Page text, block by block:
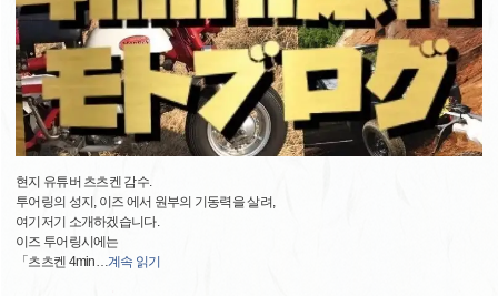
현지 유튜버 츠츠켄 감수.
투어링의 성지, 이즈 에서 원부의 기동력을 살려,
여기저기 소개하겠습니다.
이즈 투어링시에는
「츠츠켄 4min…계속 읽기